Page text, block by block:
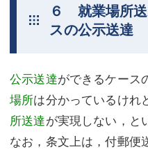
６ 就業場所
スの公示送達
公示送達ができるケース
場所は分かっているけれ
所送達が実現しない，と
なお，条文上は，付郵便